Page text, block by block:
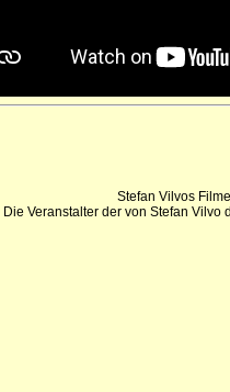
Stefan Vilvos
Die Veranstalter der von Stefan